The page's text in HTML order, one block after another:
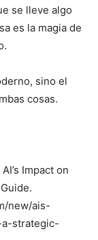
se lleve algo
es la magia de
sino el
cosas.
Impact on
new/ais-
strategic-